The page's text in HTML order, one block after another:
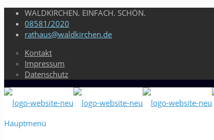
WALDKIRCHEN. EINFACH. SCHÖN.
08581/2020
rathaus@waldkirchen.de
Kontakt
Impressum
Datenschutz
Hauptmenü